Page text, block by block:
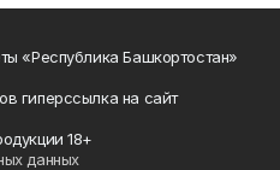
«Республика Башкортостан»
гиперссылка на сайт
18+
данных